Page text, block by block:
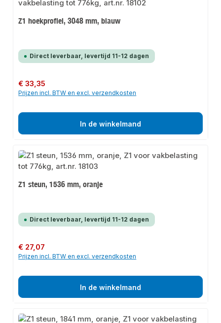
Z1 hoekprofiel, 3048 mm, blauw
Direct leverbaar, levertijd 11-12 dagen
Normale prijs:
€ 33,35
Prijzen incl. BTW en excl. verzendkosten
In de winkelmand
Z1 steun, 1536 mm, oranje
Direct leverbaar, levertijd 11-12 dagen
Normale prijs:
€ 27,07
Prijzen incl. BTW en excl. verzendkosten
In de winkelmand